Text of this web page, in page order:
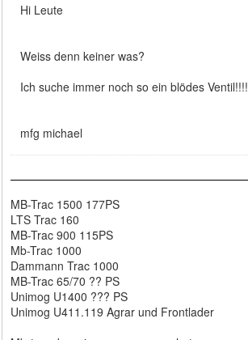
Hi Leute
Weiss denn keiner was?
Ich suche immer noch so ein blödes Ventil!!!!
mfg michael
MB-Trac 1500 177PS
LTS Trac 160
MB-Trac 900 115PS
Mb-Trac 1000
Dammann Trac 1000
MB-Trac 65/70 ?? PS
Unimog U1400 ??? PS
Unimog U411.119 Agrar und Frontlader